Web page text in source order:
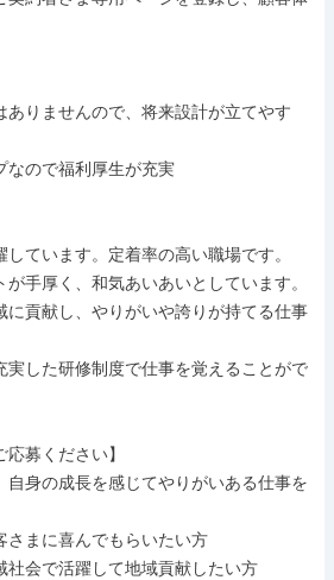
ありませんので、将来設計が立てやす
なので福利厚生が充実
ています。定着率の高い職場です。
手厚く、和気あいあいとしています。
に貢献し、やりがいや誇りが持てる仕事
実した研修制度で仕事を覚えることがで
応募ください】
自身の成長を感じてやりがいある仕事を
さまに喜んでもらいたい方
社会で活躍して地域貢献したい方